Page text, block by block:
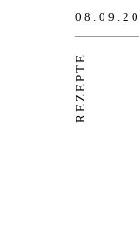
REZEPTE